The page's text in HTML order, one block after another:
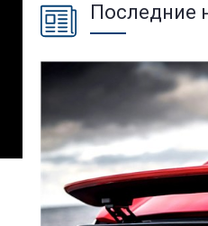
Последние